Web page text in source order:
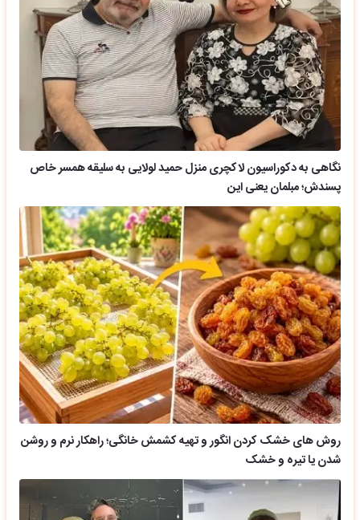
نگاهی به دکوراسیون لاکچری منزل حمید لولایی به سلیقه همسر خاص
پسندش؛ مبلمان یعنی این
روش های خشک کردن انگور و تهیه کشمش خانگی؛ راهکار نرم و روشن
شدن یا تیره و خشک